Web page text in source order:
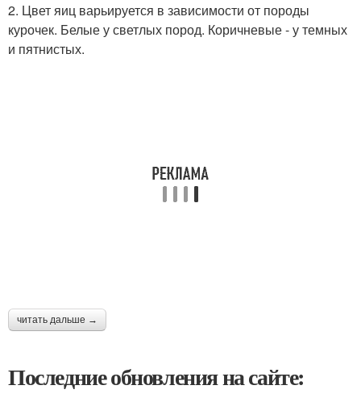
2. Цвет яиц варьируется в зависимости от породы
курочек. Белые у светлых пород. Коричневые - у темных
и пятнистых.
читать дальше →
Последние обновления на сайте: